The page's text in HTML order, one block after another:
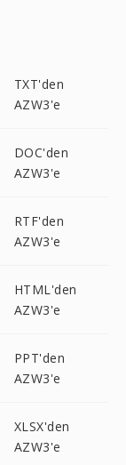
TXT'den
AZW3'e
DOC'den
AZW3'e
RTF'den
AZW3'e
HTML'den
AZW3'e
PPT'den
AZW3'e
XLSX'den
AZW3'e